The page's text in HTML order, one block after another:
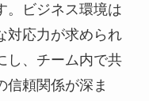
。ビジネス環境は
対応力が求められ
し、チーム内で共
信頼関係が深ま